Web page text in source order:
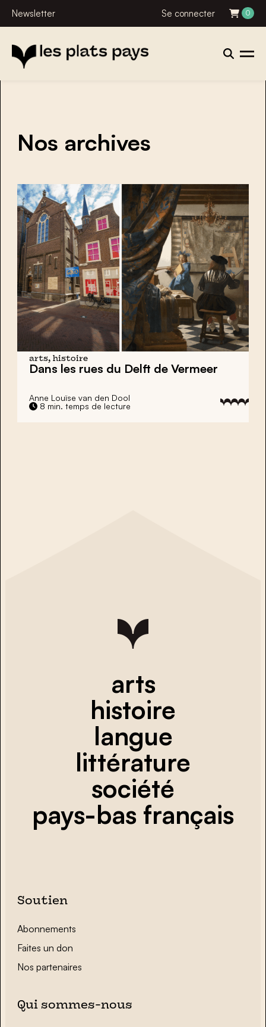
Newsletter Se connecter 0
Nos archives
arts, histoire
Dans les rues du Delft de Vermeer
Anne Louïse van den Dool
8 min. temps de lecture
arts
histoire
langue
littérature
société
pays-bas français
Soutien
Abonnements
Faites un don
Nos partenaires
Qui sommes-nous